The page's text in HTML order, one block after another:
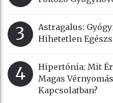
3
Astragalus:
Hihetetlen
4
Hipertónia: Mit
Magas
Kapcsolatban?